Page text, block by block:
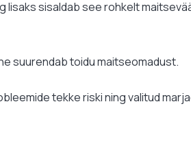
sisaldab see rohkelt
suurendab toidu maitseomadust.
tekke riski ning valitud